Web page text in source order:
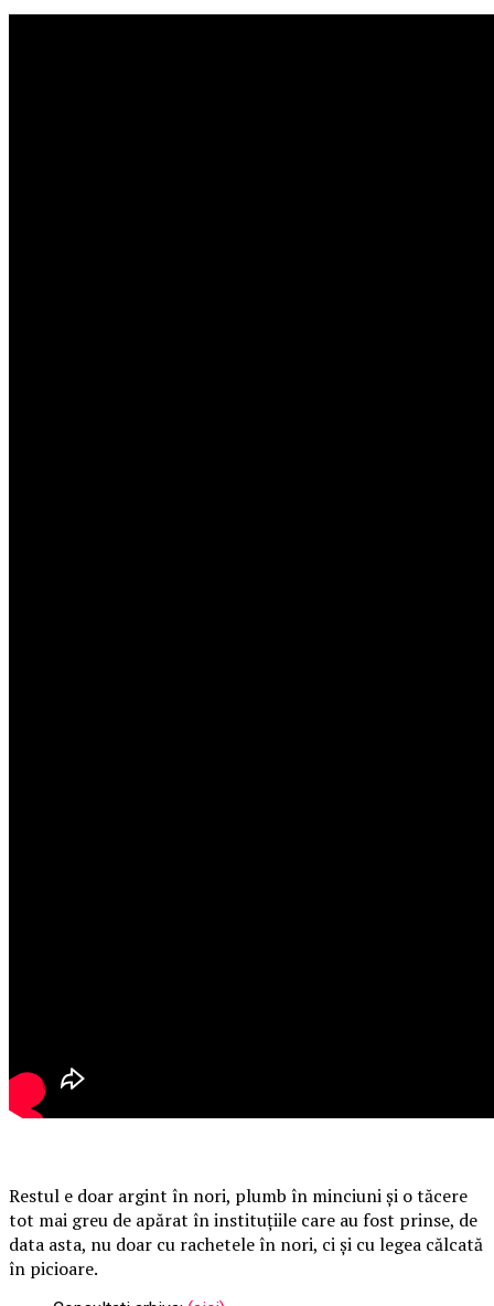
Restul e doar argint în nori, plumb în minciuni și o tăcere
tot mai greu de apărat în instituțiile care au fost prinse, de
data asta, nu doar cu rachetele în nori, ci și cu legea călcată
în picioare.